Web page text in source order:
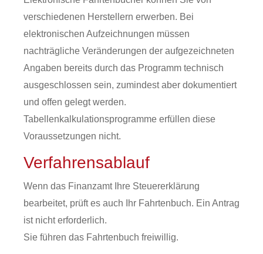
verschiedenen Herstellern erwerben. Bei
elektronischen Aufzeichnungen müssen
nachträgliche Veränderungen der aufgezeichneten
Angaben bereits durch das Programm technisch
ausgeschlossen sein, zumindest aber dokumentiert
und offen gelegt werden.
Tabellenkalkulationsprogramme erfüllen diese
Voraussetzungen nicht.
Verfahrensablauf
Wenn das Finanzamt Ihre Steuererklärung
bearbeitet, prüft es auch Ihr Fahrtenbuch. Ein Antrag
ist nicht erforderlich.
Sie führen das Fahrtenbuch freiwillig.